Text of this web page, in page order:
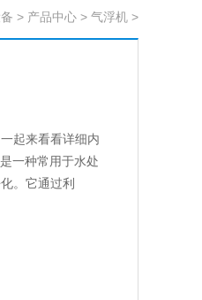
> 产品中心 > 气浮机 >
起来看看详细内
一种常用于水处
。它通过利